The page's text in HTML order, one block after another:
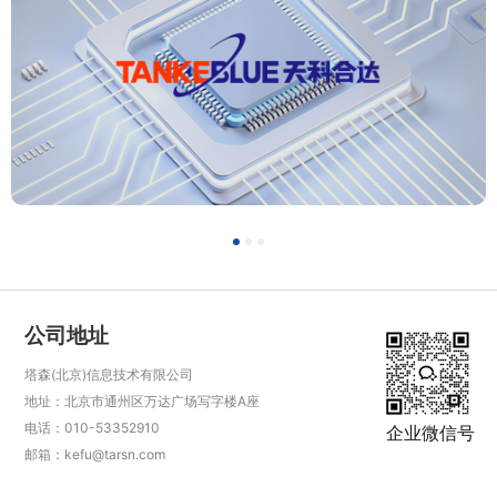
公司地址
塔森(北京)信息技术有限公司
地址：北京市通州区万达广场写字楼A座
电话：010-53352910
邮箱：kefu@tarsn.com
企业微信号